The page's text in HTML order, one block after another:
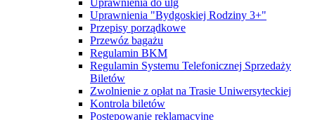
Uprawnienia "Bydgoskiej Rodziny 3+"
Przepisy porządkowe
Przewóz bagażu
Regulamin BKM
Regulamin Systemu Telefonicznej Sprzedaży
Biletów
Zwolnienie z opłat na Trasie Uniwersyteckiej
Kontrola biletów
Postępowanie reklamacyjne